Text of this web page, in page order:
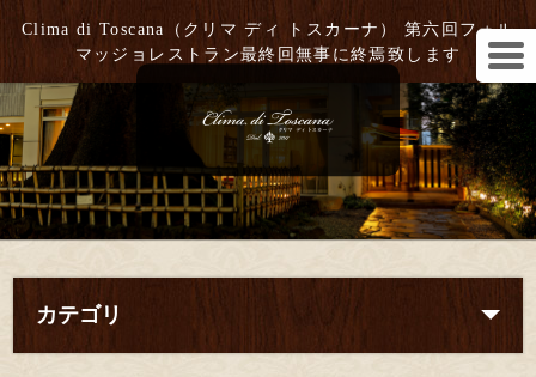
Clima di Toscana（クリマ ディ トスカーナ） 第六回フォル
マッジョレストラン最終回無事に終焉致します
カテゴリ